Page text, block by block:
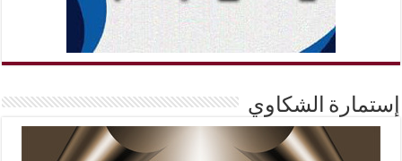
إستمارة الشكاوي